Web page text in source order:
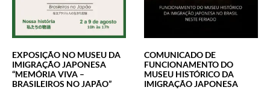
EXPOSIÇÃO NO MUSEU DA
IMIGRAÇÃO JAPONESA
“MEMÓRIA VIVA –
BRASILEIROS NO JAPÃO”
COMUNICADO DE
FUNCIONAMENTO DO
MUSEU HISTÓRICO DA
IMIGRAÇÃO JAPONESA